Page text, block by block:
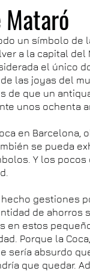
Mataró
un símbolo
a la capital
el único
las joyas del
de que un
unos ochenta
en Barcelona,
se pueda
Y los pocos
gestiones
de
en estos
Porque la
sería absurdo
que quedar.